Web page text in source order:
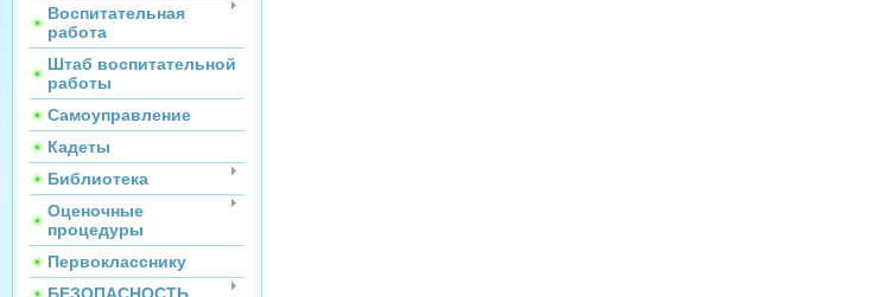
Воспитательная
работа
Штаб воспитательной
работы
Самоуправление
Кадеты
Библиотека
Оценочные
процедуры
Первокласснику